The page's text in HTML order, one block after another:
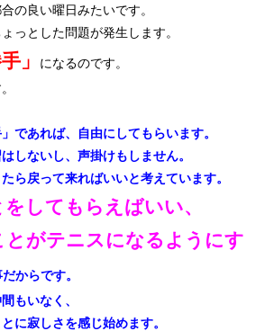
の良い曜日みたいです。
っとした問題が発生します。
」
になるのです。
であれば、自由にしてもらいます。
しないし、声掛けもしません。
ら戻って来ればいいと考えています。
をしてもらえばいい、
とがテニスになるようにす
からです。
もいなく、
に寂しさを感じ始めます。